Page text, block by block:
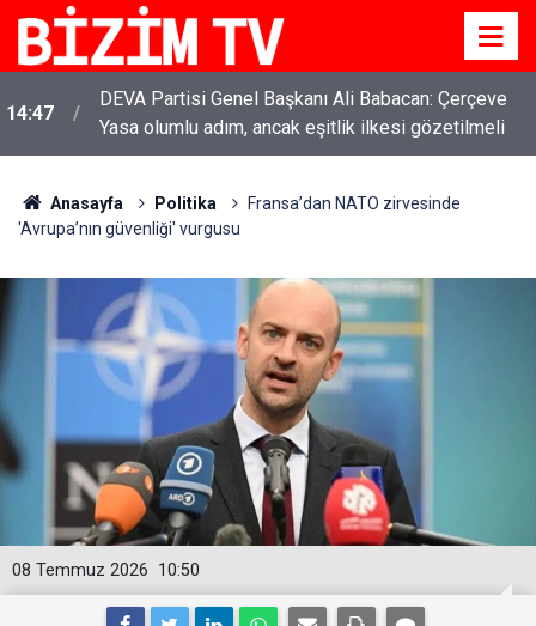
14:47
DEVA Partisi Genel Başkanı Ali Babacan: Çerçeve
Yasa olumlu adım, ancak eşitlik ilkesi gözetilmeli
Anasayfa Politika
Fransa’dan NATO zirvesinde
'Avrupa’nın güvenliği' vurgusu
10:50
08 Temmuz 2026